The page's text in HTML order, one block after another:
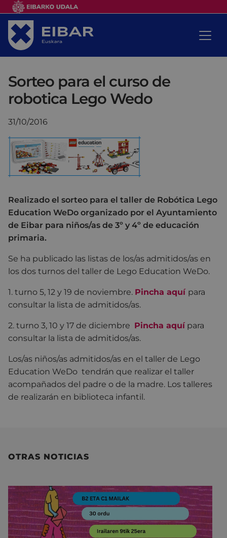
Sorteo para el curso de
robotica Lego Wedo
31/10/2016
Realizado el sorteo para el taller de Robótica Lego
Education WeDo organizado por el Ayuntamiento
de Eibar para niños/as de 3º y 4º de educación
primaria.
Se ha publicado las listas de los/as admitidos/as en
los dos turnos del taller de Lego Education WeDo.
1. turno 5, 12 y 19 de noviembre. Pincha aquí para
consultar la lista de admitidos/as.
2. turno 3, 10 y 17 de diciembre Pincha aquípara
consultar la lista de admitidos/as.
Los/as niños/as admitidos/as en el taller de Lego
Education WeDo tendrán que realizar el taller
acompañados del padre o de la madre. Los talleres
de realizarán en biblioteca infantil.
OTRAS NOTICIAS